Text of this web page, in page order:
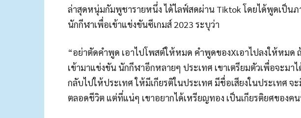
ล่าสุดหนุ่มกัมพูชารายหนึ่ง ได้ไลฟ์สดผ่าน Tiktok โดยได้พูดเป็นภ
นักกีฬาเพื่อเข้าแข่งขันซีเกมส์ 2023 ระบุว่า
“อย่าตัดคำพูด เอาไปโพสต์ให้หมด คำพูดของXเอาไปลงให้หมด
เข้ามาแข่งขัน นักกีฬาอีกหลายๆ ประเทศ เขาเตรียมตัวเพื่อจะมา
กลับไปให้ประเทศ ให้มีเกียรติในประเทศ มีชื่อเสียงในประเทศ จะ
ตลอดชีวิต แต่ที่แน่ๆ เขาอยากได้เหรียญทอง เป็นเกียรติยศของค